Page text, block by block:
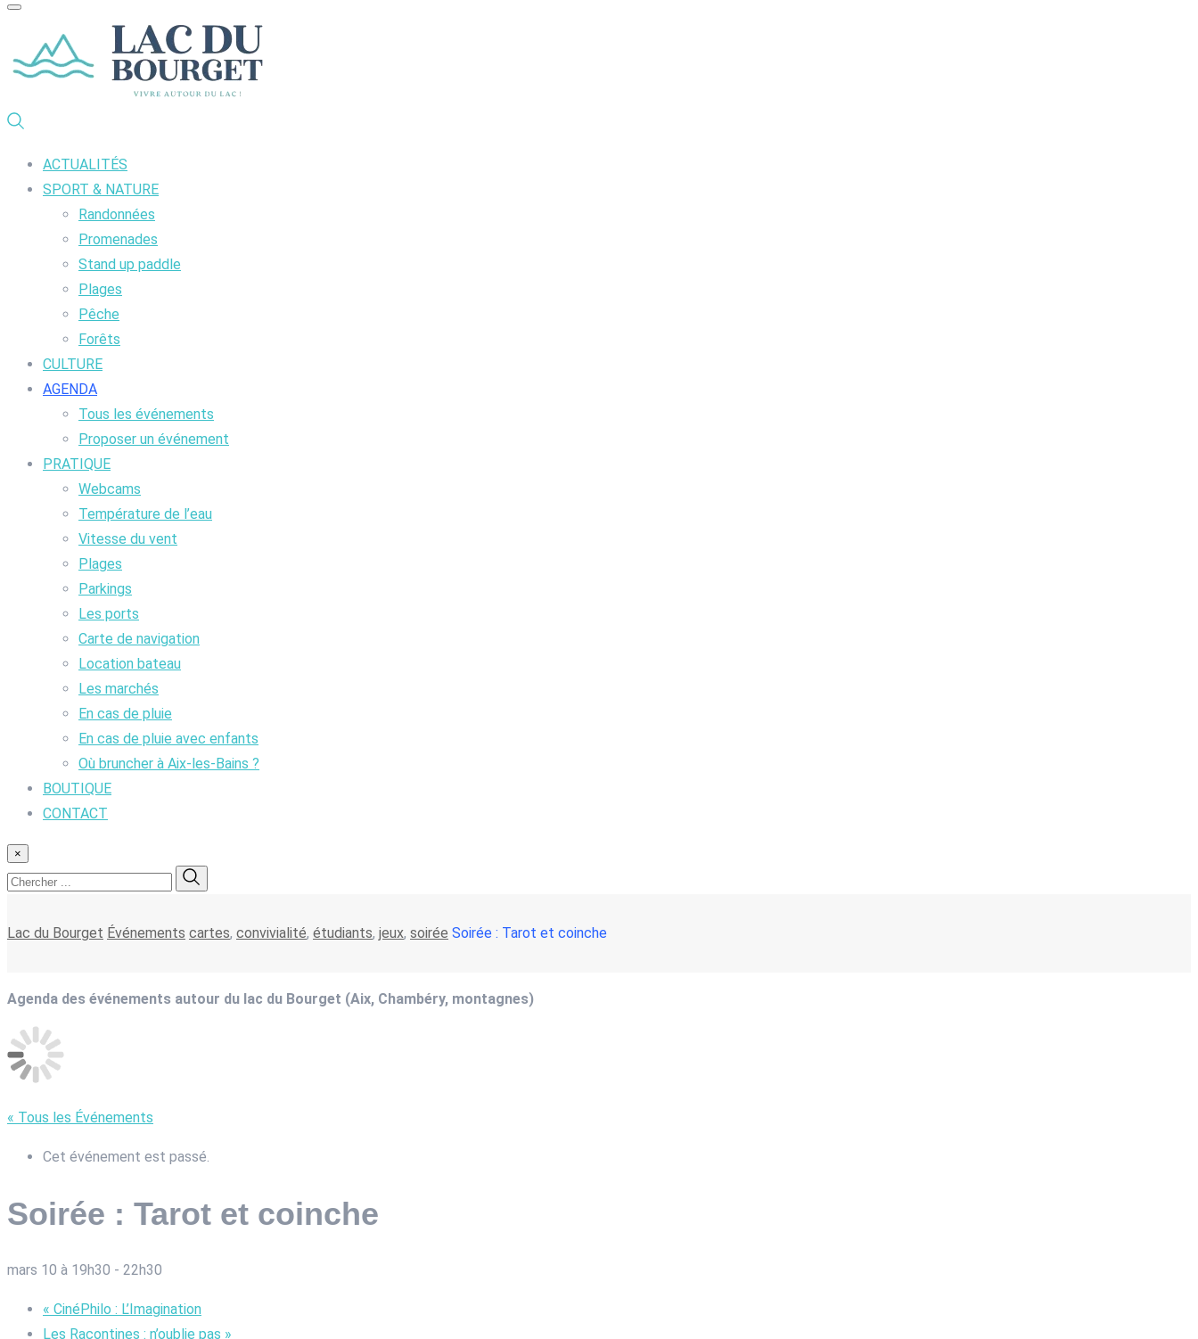
ACTUALITÉS
SPORT & NATURE
Randonnées
Promenades
Stand up paddle
Plages
Pêche
Forêts
CULTURE
AGENDA
Tous les événements
Proposer un événement
PRATIQUE
Webcams
Température de l’eau
Vitesse du vent
Plages
Parkings
Les ports
Carte de navigation
Location bateau
Les marchés
En cas de pluie
En cas de pluie avec enfants
Où bruncher à Aix-les-Bains ?
BOUTIQUE
CONTACT
×
Lac du Bourget Événements cartes, convivialité, étudiants, jeux, soirée Soirée : Tarot et coinche
Agenda des événements autour du lac du Bourget (Aix, Chambéry, montagnes)
« Tous les Événements
Cet événement est passé.
Soirée : Tarot et coinche
mars 10 à 19h30 - 22h30
« CinéPhilo : L’Imagination
Les Racontines : n’oublie pas »